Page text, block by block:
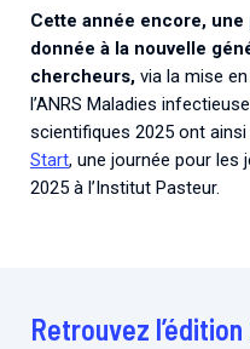
Cette année encore,
donnée à la nouvelle
chercheurs, via la mise
l’ANRS Maladies
scientifiques 2025 ont
Start, une journée pour les
2025 à l’Institut Pasteur.
Retrouvez